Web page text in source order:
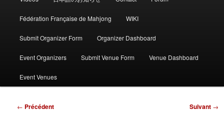
Fédération Française de Mahjong WIKI
Submit Organizer Form Organizer Dashboard
Event Organizers Submit Venue Form Venue Dashboard
Event Venues
Navigation
← Précédent Suivant →